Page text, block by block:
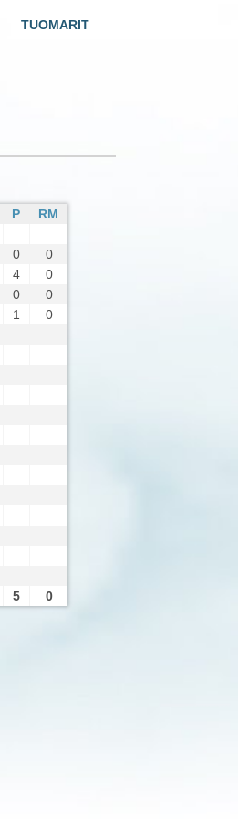
TUOMARIT
P
RM
0
0
4
0
0
0
1
0
5 0